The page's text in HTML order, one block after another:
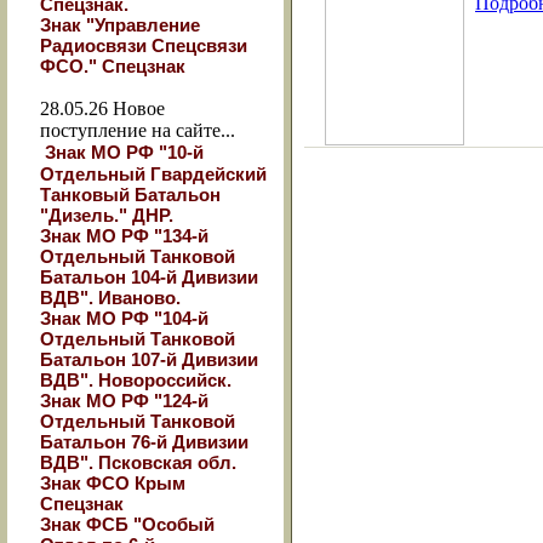
Спецзнак.
Знак "Управление
Радиосвязи Спецсвязи
ФСО." Спецзнак
28.05.26 Новое
поступление на сайте...
Знак МО РФ "10-й
Отдельный Гвардейский
Танковый Батальон
"Дизель." ДНР.
Знак МО РФ "134-й
Отдельный Танковой
Батальон 104-й Дивизии
ВДВ". Иваново.
Знак МО РФ "104-й
Отдельный Танковой
Батальон 107-й Дивизии
ВДВ". Новороссийск.
Знак МО РФ "124-й
Отдельный Танковой
Батальон 76-й Дивизии
ВДВ". Псковская обл.
Знак ФСО Крым
Спецзнак
Знак ФСБ "Особый